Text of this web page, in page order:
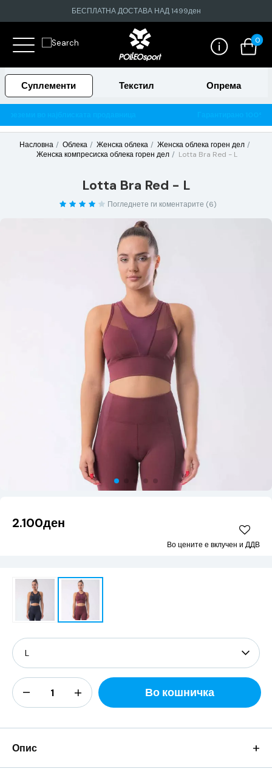
БЕСПЛАТНА ДОСТАВА НАД 1499ден
0
Суплементи Текстил Опрема
Насловна Облека Женска облека
Женска облека горен дел
Женска компресиска облека горен дел
Lotta Bra Red - L
Lotta Bra Red - L
Погледнете ги коментарите (6)
2.100ден
Во цените е вклучен и ДДВ
Во кошничка
Опис +